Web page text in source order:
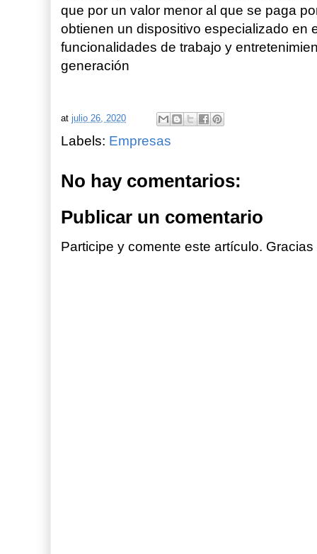
que por un valor menor al que se paga
obtienen un dispositivo especializado en
funcionalidades de trabajo y
generación
atjulio 26, 2020
Labels: Empresas
No hay comentarios:
Publicar un comentario
Participe y comente este artículo. Gracias